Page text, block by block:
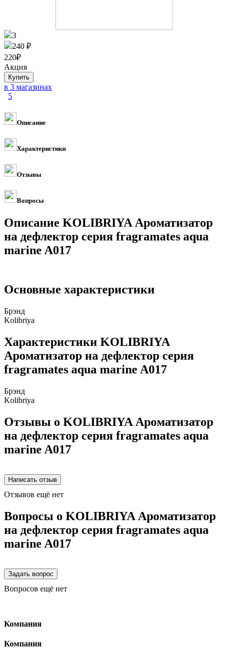
3
240 ₽
220₽
Акция
в 3 магазинах
5
Описание
Характеристики
Отзывы
Вопросы
Описание KOLIBRIYA Ароматизатор
на дефлектор серия fragramates aqua
marine A017
Основные характеристики
Брэнд
Kolibriya
Характеристики KOLIBRIYA
Ароматизатор на дефлектор серия
fragramates aqua marine A017
Брэнд
Kolibriya
Отзывы о KOLIBRIYA Ароматизатор
на дефлектор серия fragramates aqua
marine A017
Отзывов ещё нет
Вопросы о KOLIBRIYA Ароматизатор
на дефлектор серия fragramates aqua
marine A017
Вопросов ещё нет
Компания
Компания